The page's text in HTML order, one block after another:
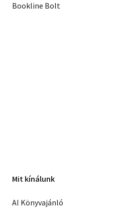
Bookline Bolt
Mit kínálunk
AI Könyvajánló